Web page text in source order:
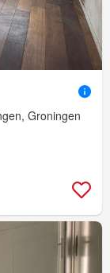
Groningen